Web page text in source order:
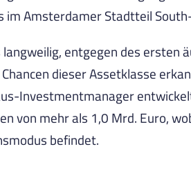
Amsterdamer Stadtteil
entgegen des ersten
dieser Assetklasse
Investmentmanager
von mehr als 1,0 Mrd. Euro,
befindet.